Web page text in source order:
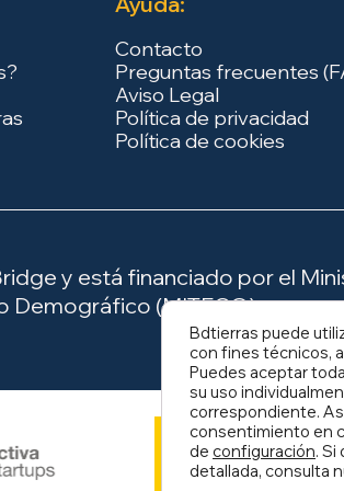
Contacto
Preguntas frecuentes
Aviso Legal
Política de privacidad
Política de cookies
y está financiado por el
Demográfico (MITECO).
Bdtierras puede
con fines técnicos,
Puedes aceptar
su uso
correspondiente.
consentimiento en
de configuración.
detallada, consulta